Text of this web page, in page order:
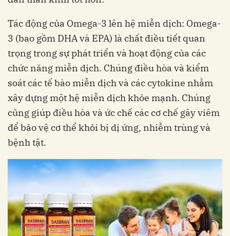
Tác động của Omega-3 lên hệ miễn dịch: Omega-
3 (bao gồm DHA và EPA) là chất điều tiết quan
trọng trong sự phát triển và hoạt động của các
chức năng miễn dịch. Chúng điều hòa và kiểm
soát các tế bào miễn dịch và các cytokine nhằm
xây dựng một hệ miễn dịch khỏe mạnh. Chúng
cũng giúp điều hòa và ức chế các cơ chế gây viêm
để bảo vệ cơ thể khỏi bị dị ứng, nhiễm trùng và
bệnh tật.